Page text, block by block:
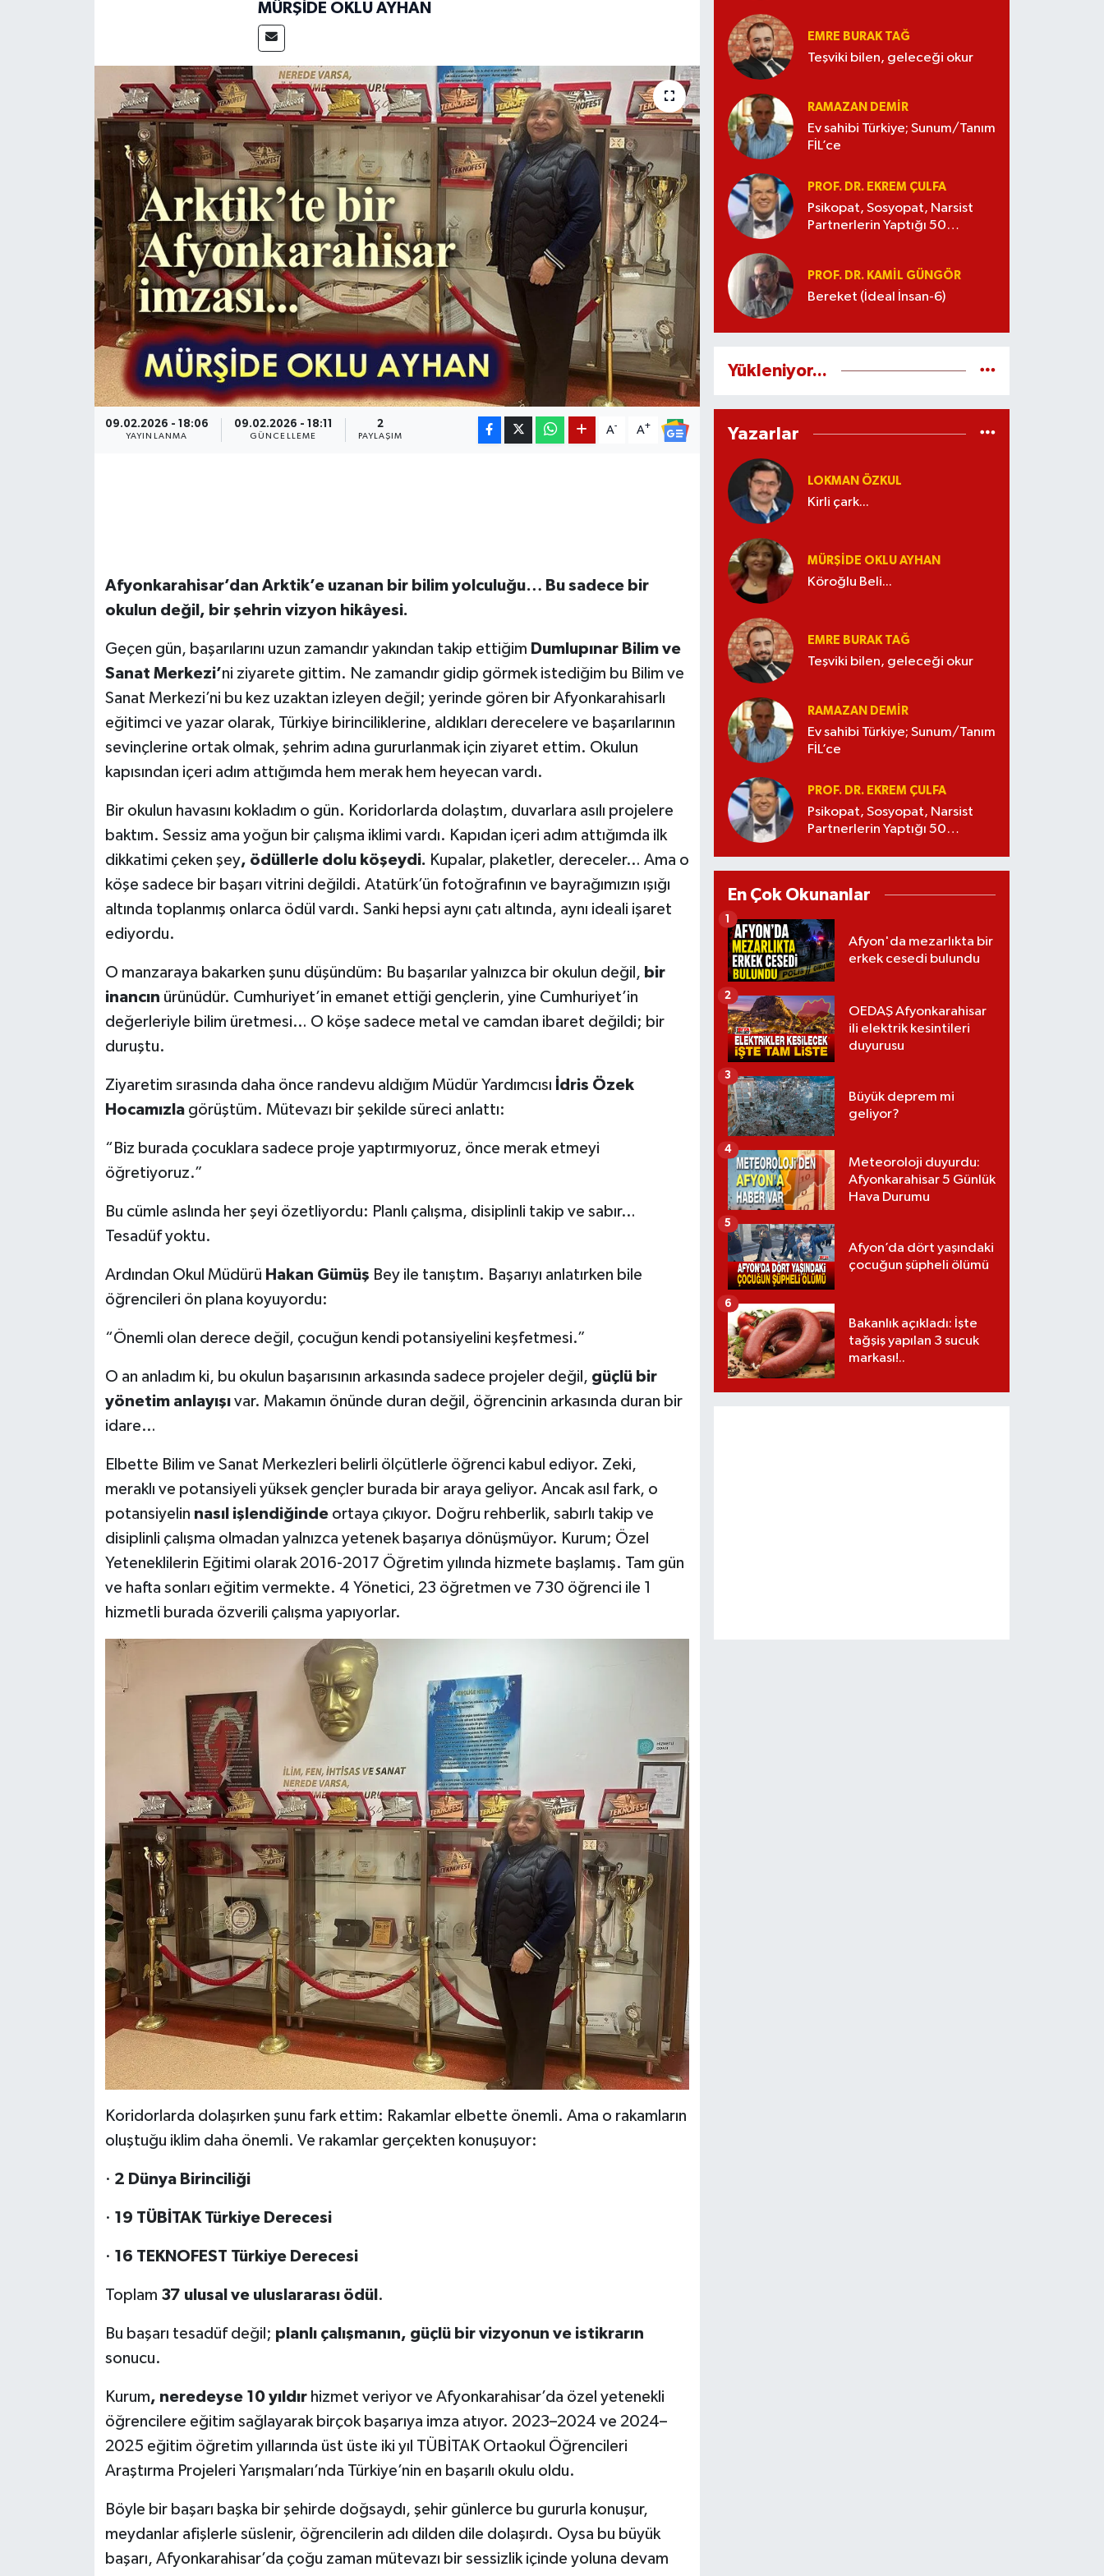
MÜRŞIDE OKLU AYHAN
09.02.2026 - 18:06
YAYINLANMA
09.02.2026 - 18:11
GÜNCELLEME
2
PAYLAŞIM
A- A+
Afyonkarahisar’dan Arktik’e uzanan bir bilim yolculuğu… Bu sadece bir
okulun değil, bir şehrin vizyon hikâyesi.
Geçen gün, başarılarını uzun zamandır yakından takip ettiğim Dumlupınar Bilim ve
Sanat Merkezi’ni ziyarete gittim. Ne zamandır gidip görmek istediğim bu Bilim ve
Sanat Merkezi’ni bu kez uzaktan izleyen değil; yerinde gören bir Afyonkarahisarlı
eğitimci ve yazar olarak, Türkiye birinciliklerine, aldıkları derecelere ve başarılarının
sevinçlerine ortak olmak, şehrim adına gururlanmak için ziyaret ettim. Okulun
kapısından içeri adım attığımda hem merak hem heyecan vardı.
Bir okulun havasını kokladım o gün. Koridorlarda dolaştım, duvarlara asılı projelere
baktım. Sessiz ama yoğun bir çalışma iklimi vardı. Kapıdan içeri adım attığımda ilk
dikkatimi çeken şey, ödüllerle dolu köşeydi. Kupalar, plaketler, dereceler… Ama o
köşe sadece bir başarı vitrini değildi. Atatürk’ün fotoğrafının ve bayrağımızın ışığı
altında toplanmış onlarca ödül vardı. Sanki hepsi aynı çatı altında, aynı ideali işaret
ediyordu.
O manzaraya bakarken şunu düşündüm: Bu başarılar yalnızca bir okulun değil, bir
inancın ürünüdür. Cumhuriyet’in emanet ettiği gençlerin, yine Cumhuriyet’in
değerleriyle bilim üretmesi… O köşe sadece metal ve camdan ibaret değildi; bir
duruştu.
Ziyaretim sırasında daha önce randevu aldığım Müdür Yardımcısı İdris Özek
Hocamızla görüştüm. Mütevazı bir şekilde süreci anlattı:
“Biz burada çocuklara sadece proje yaptırmıyoruz, önce merak etmeyi
öğretiyoruz.”
Bu cümle aslında her şeyi özetliyordu: Planlı çalışma, disiplinli takip ve sabır…
Tesadüf yoktu.
Ardından Okul Müdürü Hakan Gümüş Bey ile tanıştım. Başarıyı anlatırken bile
öğrencileri ön plana koyuyordu:
“Önemli olan derece değil, çocuğun kendi potansiyelini keşfetmesi.”
O an anladım ki, bu okulun başarısının arkasında sadece projeler değil, güçlü bir
yönetim anlayışıvar. Makamın önünde duran değil, öğrencinin arkasında duran bir
idare…
Elbette Bilim ve Sanat Merkezleri belirli ölçütlerle öğrenci kabul ediyor. Zeki,
meraklı ve potansiyeli yüksek gençler burada bir araya geliyor. Ancak asıl fark, o
potansiyelin nasıl işlendiğinde ortaya çıkıyor. Doğru rehberlik, sabırlı takip ve
disiplinli çalışma olmadan yalnızca yetenek başarıya dönüşmüyor. Kurum; Özel
Yeteneklilerin Eğitimi olarak 2016-2017 Öğretim yılında hizmete başlamış. Tam gün
ve hafta sonları eğitim vermekte. 4 Yönetici, 23 öğretmen ve 730 öğrenci ile 1
hizmetli burada özverili çalışma yapıyorlar.
Koridorlarda dolaşırken şunu fark ettim: Rakamlar elbette önemli. Ama o rakamların
oluştuğu iklim daha önemli. Ve rakamlar gerçekten konuşuyor:
· 2 Dünya Birinciliği
· 19 TÜBİTAK Türkiye Derecesi
· 16 TEKNOFEST Türkiye Derecesi
Toplam 37 ulusal ve uluslararası ödül .
Bu başarı tesadüf değil; planlı çalışmanın, güçlü bir vizyonun ve istikrarın
sonucu.
Kurum, neredeyse 10 yıldırhizmet veriyor ve Afyonkarahisar’da özel yetenekli
öğrencilere eğitim sağlayarak birçok başarıya imza atıyor. 2023–2024 ve 2024–
2025 eğitim öğretim yıllarında üst üste iki yıl TÜBİTAK Ortaokul Öğrencileri
Araştırma Projeleri Yarışmaları’nda Türkiye’nin en başarılı okulu oldu.
Böyle bir başarı başka bir şehirde doğsaydı, şehir günlerce bu gururla konuşur,
meydanlar afişlerle süslenir, öğrencilerin adı dilden dile dolaşırdı. Oysa bu büyük
başarı, Afyonkarahisar’da çoğu zaman mütevazı bir sessizlik içinde yoluna devam
EMRE BURAK TAĞ
Teşviki bilen, geleceği okur
RAMAZAN DEMİR
Ev sahibi Türkiye; Sunum/Tanım
FİL’ce
PROF. DR. EKREM ÇULFA
Psikopat, Sosyopat, Narsist
Partnerlerin Yaptığı 50
PROF. DR. KAMIL GÜNGÖR
Bereket (İdeal İnsan-6)
Yükleniyor...
Yazarlar
LOKMAN ÖZKUL
Kirli çark...
MÜRŞIDE OKLU AYHAN
Köroğlu Beli...
EMRE BURAK TAĞ
Teşviki bilen, geleceği okur
RAMAZAN DEMİR
Ev sahibi Türkiye; Sunum/Tanım
FİL’ce
PROF. DR. EKREM ÇULFA
Psikopat, Sosyopat, Narsist
Partnerlerin Yaptığı 50
En Çok Okunanlar
Afyon'da mezarlıkta bir
erkek cesedi bulundu
1
OEDAŞ Afyonkarahisar
ili elektrik kesintileri
duyurusu
2
Büyük deprem mi
geliyor?
3
Meteoroloji duyurdu:
Afyonkarahisar 5 Günlük
Hava Durumu
4
Afyon’da dört yaşındaki
çocuğun şüpheli ölümü
5
Bakanlık açıkladı: İşte
tağşiş yapılan 3 sucuk
markası!..
6